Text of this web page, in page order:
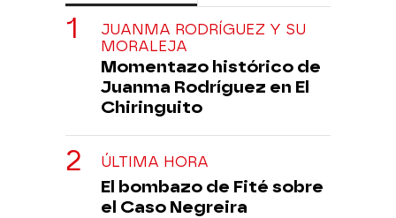
JUANMA RODRÍGUEZ Y SU
MORALEJA
Momentazo histórico de
Juanma Rodríguez en El
Chiringuito
ÚLTIMA HORA
El bombazo de Fité sobre
el Caso Negreira